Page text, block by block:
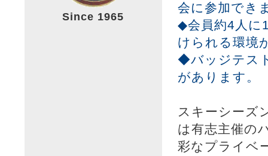
会に参加でき
◆会員約4人に
けられる環境
◆バッジテス
があります。
スキーシーズ
は有志主催の
彩なプライベ
Since 1965